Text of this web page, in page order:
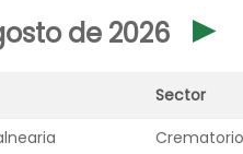
de 2026 ►
Sector